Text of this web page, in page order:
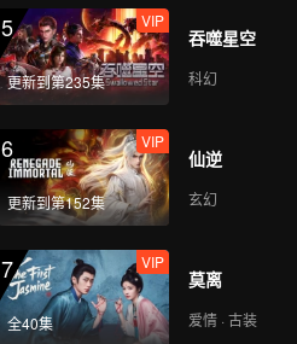
5
更新到第235集
VIP
吞噬星空
科幻
6
更新到第152集
VIP
仙逆
玄幻
7
全40集
VIP
莫离
爱情 · 古装